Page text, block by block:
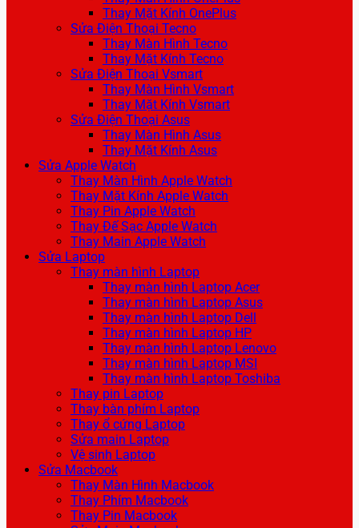
Thay Mặt Kính OnePlus
Sửa Điện Thoại Tecno
Thay Màn Hình Tecno
Thay Mặt Kính Tecno
Sửa Điện Thoại Vsmart
Thay Màn Hình Vsmart
Thay Mặt Kính Vsmart
Sửa Điện Thoại Asus
Thay Màn Hình Asus
Thay Mặt Kính Asus
Sửa Apple Watch
Thay Màn Hình Apple Watch
Thay Mặt Kính Apple Watch
Thay Pin Apple Watch
Thay Đế Sạc Apple Watch
Thay Main Apple Watch
Sửa Laptop
Thay màn hình Laptop
Thay màn hình Laptop Acer
Thay màn hình Laptop Asus
Thay màn hình Laptop Dell
Thay màn hình Laptop HP
Thay màn hình Laptop Lenovo
Thay màn hình Laptop MSI
Thay màn hình Laptop Toshiba
Thay pin Laptop
Thay bàn phím Laptop
Thay ổ cứng Laptop
Sửa main Laptop
Vệ sinh Laptop
Sửa Macbook
Thay Màn Hình Macbook
Thay Phím Macbook
Thay Pin Macbook